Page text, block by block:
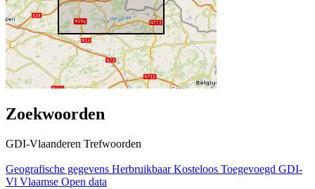
Zoekwoorden
GDI-Vlaanderen Trefwoorden
Geografische gegevens Herbruikbaar Kosteloos Toegevoegd GDI-
Vl Vlaamse Open data